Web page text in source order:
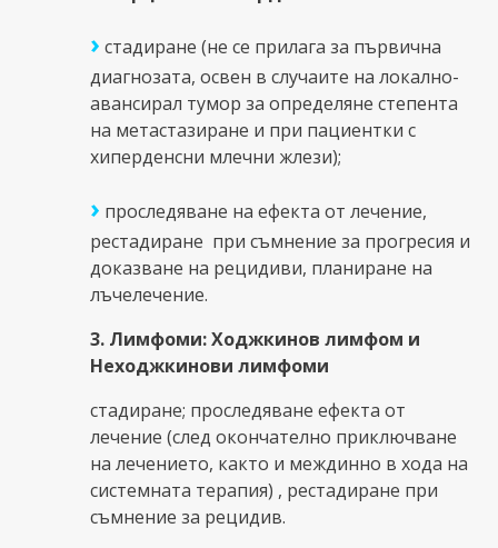
› стадиране (не се прилага за първична
диагнозата, освен в случаите на локално-
авансирал тумор за определяне степента
на метастазиране и при пациентки с
хиперденсни млечни жлези);
› проследяване на ефекта от лечение,
рестадиране при съмнение за прогресия и
доказване на рецидиви, планиране на
лъчелечение.
3. Лимфоми: Ходжкинов лимфом и
Неходжкинови лимфоми
стадиране; проследяване ефекта от
лечение (след окончателно приключване
на лечението, както и междинно в хода на
системната терапия) , рестадиране при
съмнение за рецидив.